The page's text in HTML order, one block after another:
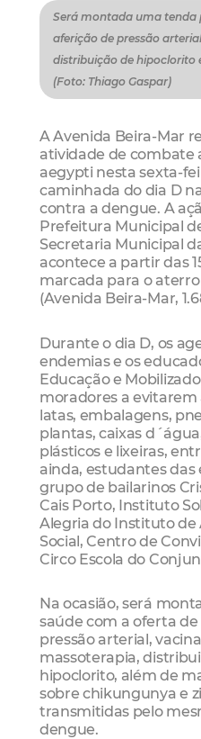
Será montada uma tenda
aferição de pressão
distribuição de hipoclorito
(Foto: Thiago Gaspar)
A Avenida Beira-Mar
atividade de combate
aegypti nesta sexta-
caminhada do dia D
contra a dengue. A
Prefeitura Municipal
Secretaria Municipal
acontece a partir das
marcada para o
(Avenida Beira-Mar,
Durante o dia D, os
endemias e os
Educação e
moradores a
latas, embalagens,
plantas, caixas
plásticos e lixeiras,
ainda, estudantes das
grupo de bailarinos
Cais Porto, Instituto
Alegria do Instituto de
Social, Centro de
Circo Escola do
Na ocasião, será
saúde com a oferta
pressão arterial,
massoterapia,
hipoclorito, além de
sobre chikungunya e
transmitidas pelo
dengue.